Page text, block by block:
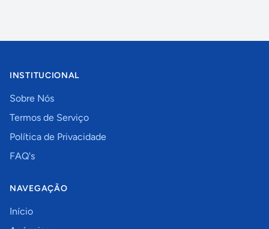
INSTITUCIONAL
Sobre Nós
Termos de Serviço
Política de Privacidade
FAQ's
NAVEGAÇÃO
Início